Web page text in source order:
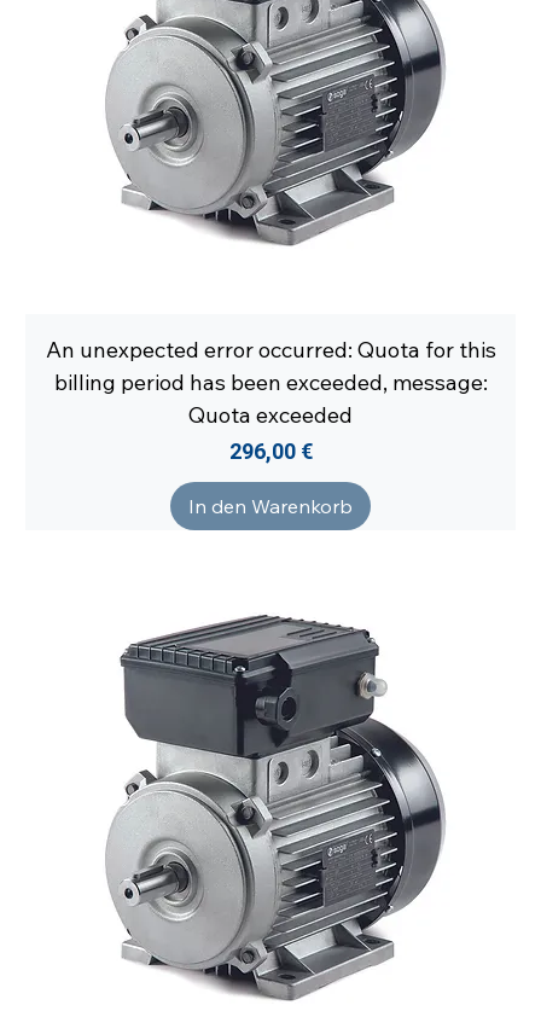
An unexpected error occurred: Quota for this
billing period has been exceeded, message:
Quota exceeded
Preis
296,00 €
In den Warenkorb